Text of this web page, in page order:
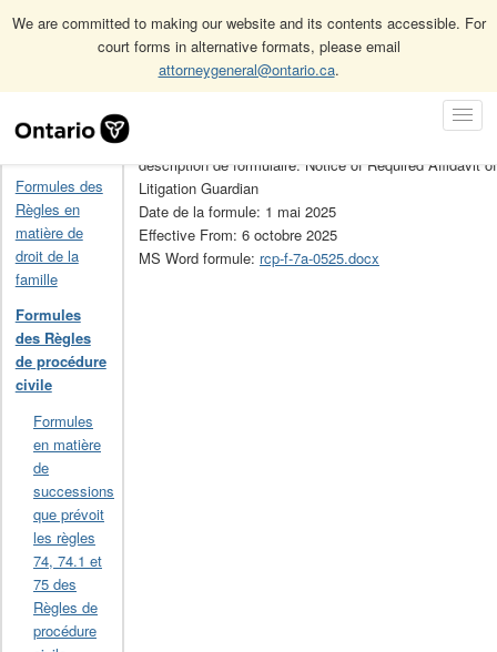
We are committed to making our website and its contents accessible. For
court forms in alternative formats, please email
attorneygeneral@ontario.ca.
Navigation
Accueil Formules des Règles de procédure civile 7A
Formules des
Règles en
matière de
droit de la
famille
Formules
des Règles
de procédure
civile
Formules
en matière
de
successions
que prévoit
les règles
74, 74.1 et
75 des
Règles de
procédure
description de formulaire: Notice of Required Affidavit of
Litigation Guardian
Date de la formule: 1 mai 2025
Effective From: 6 octobre 2025
MS Word formule: rcp-f-7a-0525.docx